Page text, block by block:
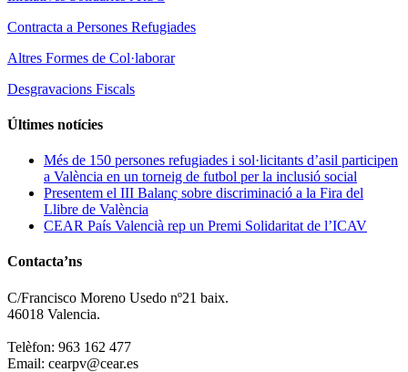
Contracta a Persones Refugiades
Altres Formes de Col·laborar
Desgravacions Fiscals
Últimes notícies
Més de 150 persones refugiades i sol·licitants d’asil participen
a València en un torneig de futbol per la inclusió social
Presentem el III Balanç sobre discriminació a la Fira del
Llibre de València
CEAR País Valencià rep un Premi Solidaritat de l’ICAV
Contacta’ns
C/Francisco Moreno Usedo nº21 baix.
46018 Valencia.
Telèfon: 963 162 477
Email: cearpv@cear.es